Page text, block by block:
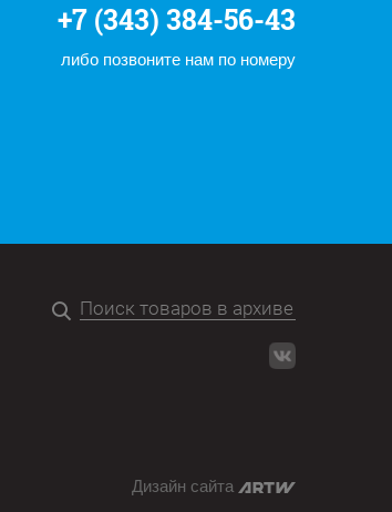
+7 (343) 384-56-43
либо позвоните нам по номеру
Дизайн сайта